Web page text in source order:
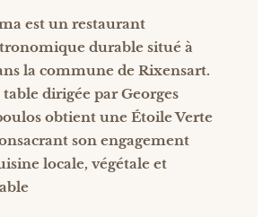
est un restaurant
durable situé à
la commune de Rixensart.
dirigée par Georges
obtient une Étoile Verte
son engagement
locale, végétale et